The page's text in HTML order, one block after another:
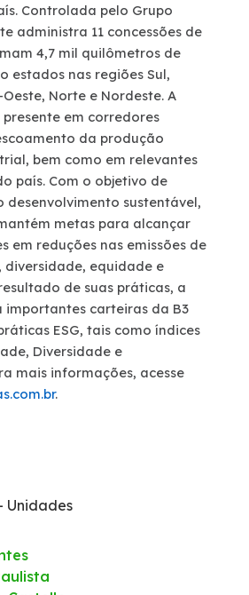
Controlada pelo Grupo
administra 11 concessões de
4,7 mil quilômetros de
estados nas regiões Sul,
Norte e Nordeste. A
em corredores
da produção
bem como em relevantes
país. Com o objetivo de
desenvolvimento sustentável,
metas para alcançar
em reduções nas emissões de
diversidade, equidade e
de suas práticas, a
importantes carteiras da B3
ESG, tais como índices
Diversidade e
mais informações, acesse
.